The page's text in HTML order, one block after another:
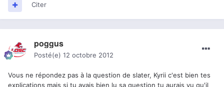
Citer
poggus
Posté(e) 12 octobre 2012
Vous ne répondez pas à la question de slater, Kyrii c'est bien tes
explications mais si tu avais bien lu sa question tu aurais vu qu'il